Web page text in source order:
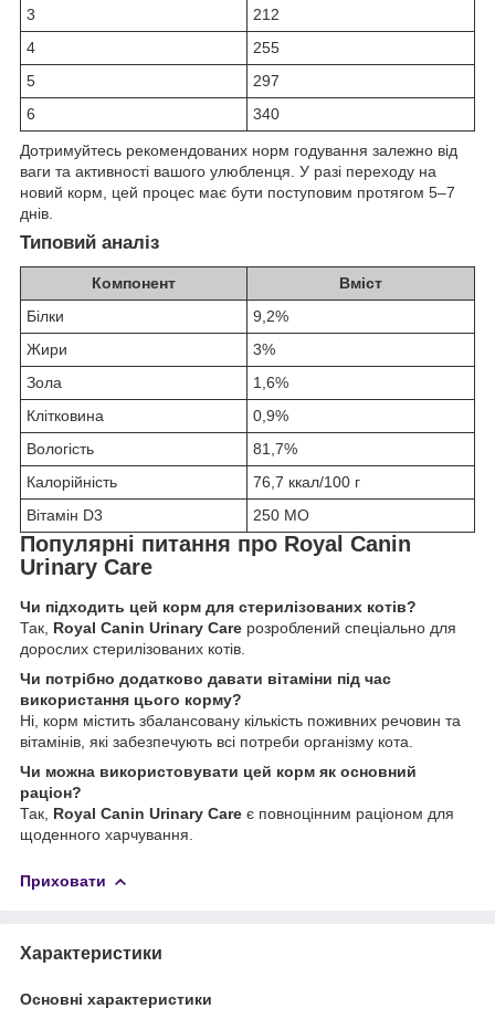
3
212
4
255
5
297
6
340
Дотримуйтесь рекомендованих норм годування залежно від
ваги та активності вашого улюбленця. У разі переходу на
новий корм, цей процес має бути поступовим протягом 5–7
днів.
Типовий аналіз
Компонент
Вміст
Білки
9,2%
Жири
3%
Зола
1,6%
Клітковина
0,9%
Вологість
81,7%
Калорійність
76,7 ккал/100 г
Вітамін D3
250 МО
Популярні питання про Royal Canin
Urinary Care
Чи підходить цей корм для стерилізованих котів?
Так, Royal Canin Urinary Care розроблений спеціально для
дорослих стерилізованих котів.
Чи потрібно додатково давати вітаміни під час
використання цього корму?
Ні, корм містить збалансовану кількість поживних речовин та
вітамінів, які забезпечують всі потреби організму кота.
Чи можна використовувати цей корм як основний
раціон?
Так, Royal Canin Urinary Care є повноцінним раціоном для
щоденного харчування.
Приховати
Характеристики
Основні характеристики